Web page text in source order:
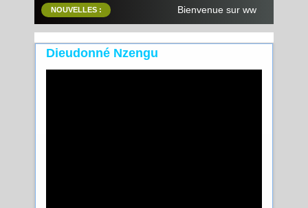
NOUVELLES : Bienvenue sur
Dieudonné Nzengu